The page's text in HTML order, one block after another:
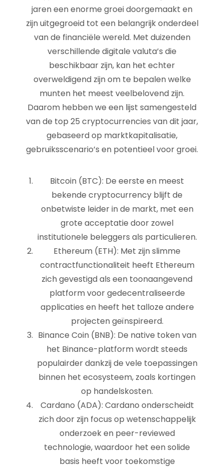
jaren een enorme groei doorgemaakt en
zijn uitgegroeid tot een belangrijk onderdeel
van de financiële wereld. Met duizenden
verschillende digitale valuta’s die
beschikbaar zijn, kan het echter
overweldigend zijn om te bepalen welke
munten het meest veelbelovend zijn.
Daarom hebben we een lijst samengesteld
van de top 25 cryptocurrencies van dit jaar,
gebaseerd op marktkapitalisatie,
gebruiksscenario’s en potentieel voor groei.
Bitcoin (BTC): De eerste en meest
bekende cryptocurrency blijft de
onbetwiste leider in de markt, met een
grote acceptatie door zowel
institutionele beleggers als particulieren.
Ethereum (ETH): Met zijn slimme
contractfunctionaliteit heeft Ethereum
zich gevestigd als een toonaangevend
platform voor gedecentraliseerde
applicaties en heeft het talloze andere
projecten geïnspireerd.
Binance Coin (BNB): De native token van
het Binance-platform wordt steeds
populairder dankzij de vele toepassingen
binnen het ecosysteem, zoals kortingen
op handelskosten.
Cardano (ADA): Cardano onderscheidt
zich door zijn focus op wetenschappelijk
onderzoek en peer-reviewed
technologie, waardoor het een solide
basis heeft voor toekomstige